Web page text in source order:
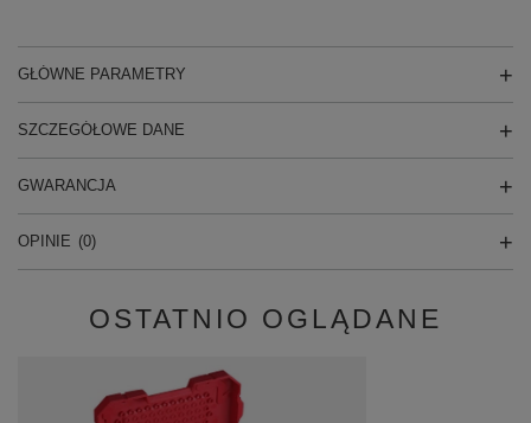
GŁÓWNE PARAMETRY
SZCZEGÓŁOWE DANE
GWARANCJA
OPINIE (0)
OSTATNIO OGLĄDANE